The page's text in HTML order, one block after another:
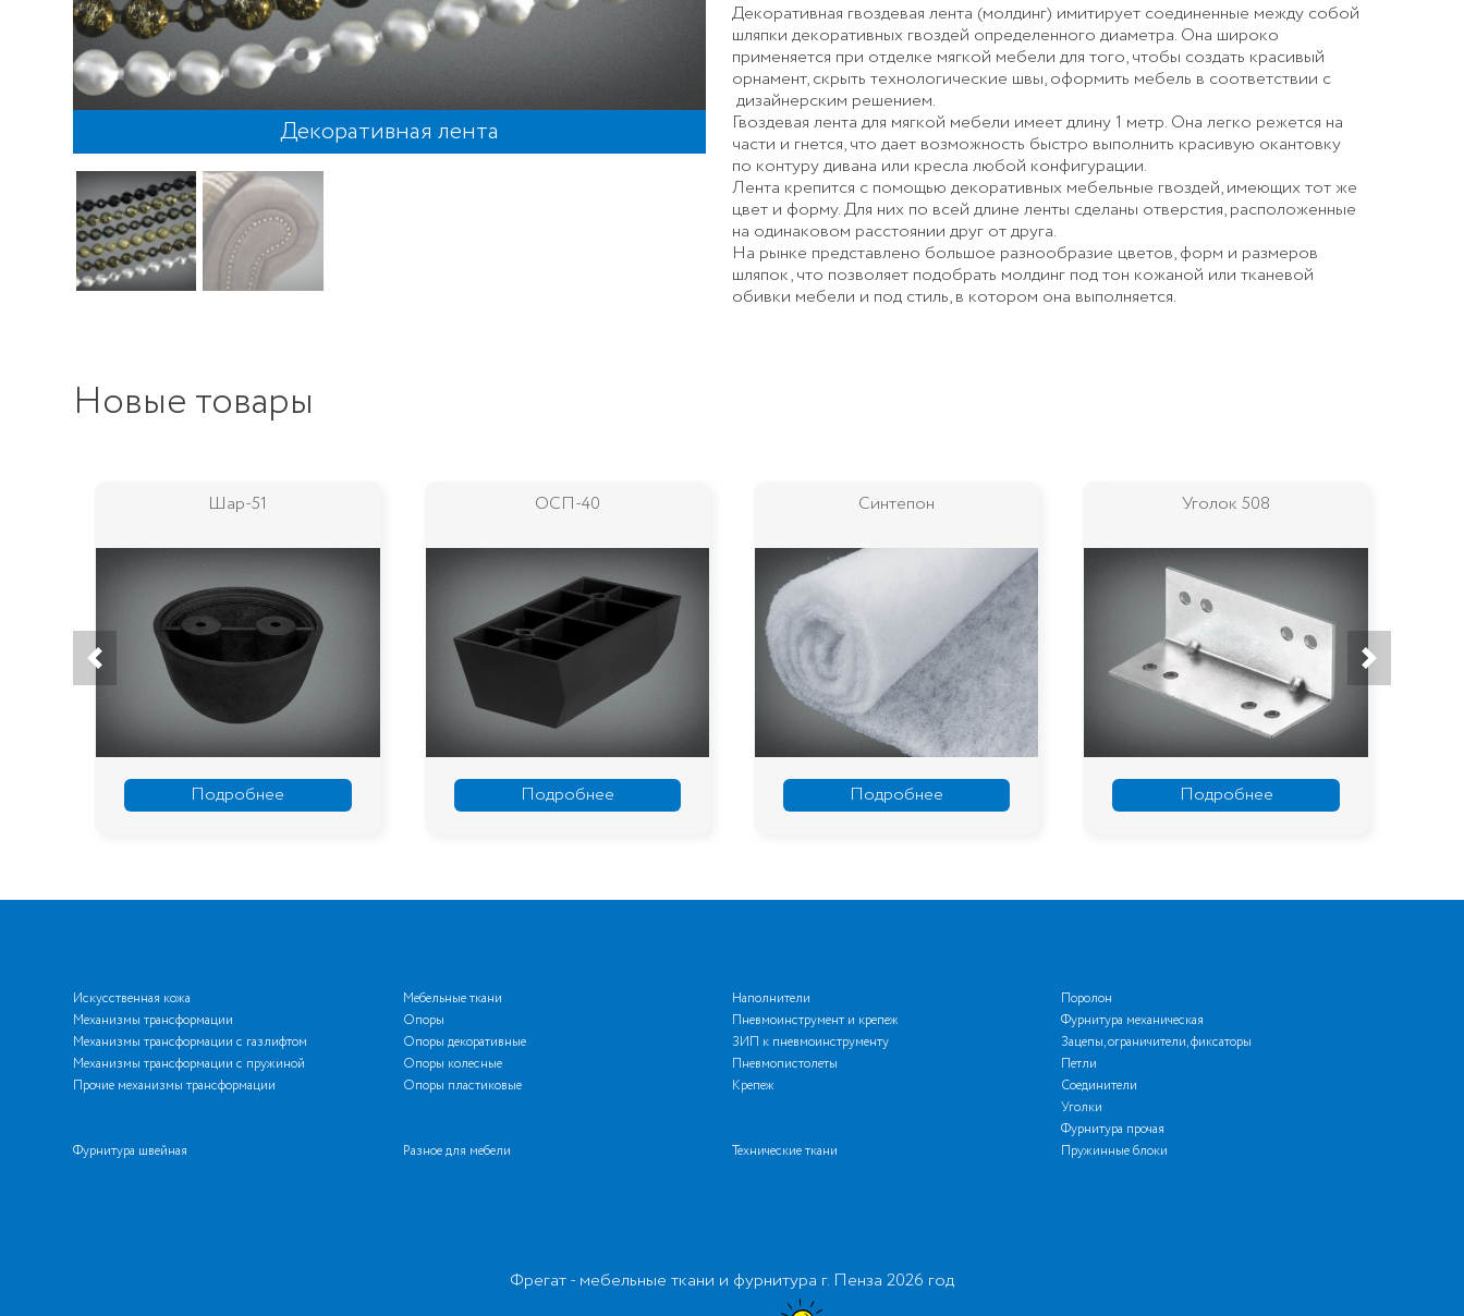
Декоративная лента Декоративная лента (пр)
Декоративная гвоздевая лента (молдинг) имитирует соединенные между собой
шляпки декоративных гвоздей определенного диаметра. Она широко
применяется при отделке мягкой мебели для того, чтобы создать красивый
орнамент, скрыть технологические швы, оформить мебель в соответствии с
дизайнерским решением.
Гвоздевая лента для мягкой мебели имеет длину 1 метр. Она легко режется на
части и гнется, что дает возможность быстро выполнить красивую окантовку
по контуру дивана или кресла любой конфигурации.
Лента крепится с помощью декоративных мебельные гвоздей, имеющих тот же
цвет и форму. Для них по всей длине ленты сделаны отверстия, расположенные
на одинаковом расстоянии друг от друга.
На рынке представлено большое разнообразие цветов, форм и размеров
шляпок, что позволяет подобрать молдинг под тон кожаной или тканевой
обивки мебели и под стиль, в котором она выполняется.
Новые товары
Шар-51
Подробнее
ОСП-40
Подробнее
Синтепон
Подробнее
Уголок 508
Подробнее
Искусственная кожа Мебельные ткани Наполнители
Поролон
Механизмы трансформации
Механизмы трансформации с газлифтом
Механизмы трансформации с пружиной
Прочие механизмы трансформации
Опоры
Опоры декоративные
Опоры колесные
Опоры пластиковые
Пневмоинструмент и крепеж
ЗИП к пневмоинструменту
Пневмопистолеты
Крепеж
Фурнитура механическая
Зацепы, ограничители, фиксаторы
Петли
Соединители
Уголки
Фурнитура прочая
Фурнитура швейная
Разное для мебели Технические ткани Пружинные блоки
Фрегат - мебельные ткани и фурнитура г. Пенза 2026 год